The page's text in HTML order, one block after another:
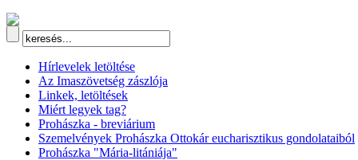
Hírlevelek letöltése
Az Imaszövetség zászlója
Linkek, letöltések
Miért legyek tag?
Prohászka - breviárium
Szemelvények Prohászka Ottokár eucharisztikus gondolataiból
Prohászka "Mária-litániája"